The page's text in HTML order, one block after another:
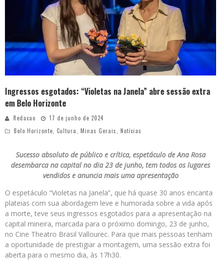
Ingressos esgotados: “Violetas na Janela” abre sessão extra
em Belo Horizonte
Redacao
17 de junho de 2024
Belo Horizonte Cultura Minas Gerais Notícias
Sucesso absoluto de público e crítica, espetáculo de Ana Rosa
desembarca na capital no dia 23 de junho, tem todos os lugares
vendidos e anuncia mais uma apresentação
O espetáculo “Violetas na Janela”, que há quase 30 anos encanta
plateias com sua abordagem leve e humorada sobre a vida após
a morte, teve seus ingressos esgotados para a apresentação na
capital mineira, marcada para o próximo domingo, 23 de junho,
no Cine Theatro Brasil Vallourec. Para que mais pessoas tenham
a oportunidade de prestigiar a montagem, uma sessão extra foi
aberta para o mesmo dia, às 17h30.